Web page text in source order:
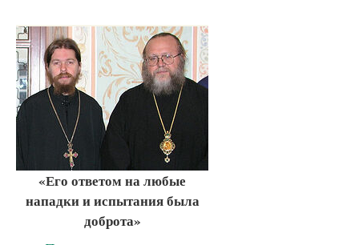
«Его ответом на любые
нападки и испытания была
доброта»